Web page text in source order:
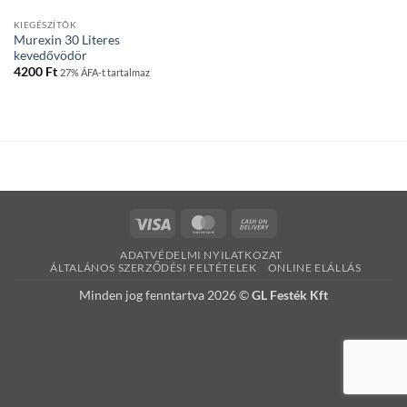
KIEGÉSZÍTÕK
Murexin 30 Literes
kevedővödör
4200 Ft 27% ÁFA-t tartalmaz
Visa MasterCard
Delivery
ADATVÉDELMI NYILATKOZAT
ÁLTALÁNOS SZERZŐDÉSI FELTÉTELEK
ONLINE ELÁLLÁS
Minden jog fenntartva 2026 ©GL Festék Kft